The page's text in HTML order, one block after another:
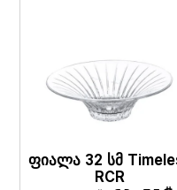
ფიალა 32 სმ
RCR